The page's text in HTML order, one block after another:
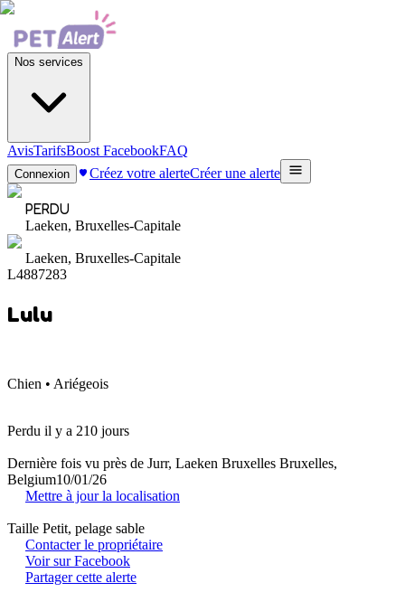
Nos services
AvisTarifsBoost FacebookFAQ
Connexion Créez votre alerteCréer une alerte
PERDU
Laeken, Bruxelles-Capitale
Laeken, Bruxelles-Capitale
L4887283
Lulu
Chien • Ariégeois
Perdu il y a 210 jours
Dernière fois vu près de Jurr, Laeken Bruxelles Bruxelles,
Belgium10/01/26
Mettre à jour la localisation
Taille Petit, pelage sable
Contacter le propriétaire
Voir sur Facebook
Partager cette alerte